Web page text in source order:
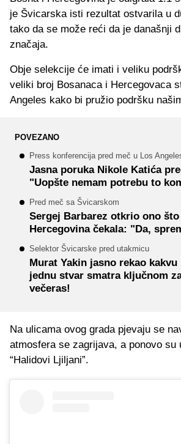
je Švicarska isti rezultat ostvarila u
tako da se može reći da je današnji
značaja.
Obje selekcije će imati i veliku
veliki broj Bosanaca i Hercegovaca
Angeles kako bi pružio podršku
POVEZANO
Press konferencija pred meč u Los
Jasna poruka Nikole Katića
"Uopšte nemam potrebu to
Pred meč sa Švicarskom
Sergej Barbarez otkrio ono
Hercegovina čekala: "Da,
Selektor Švicarske pred utakmicu
Murat Yakin jasno rekao
jednu stvar smatra ključnom
večeras!
Na ulicama ovog grada pjevaju se
atmosfera se zagrijava, a ponovo su
“Halidovi Ljiljani”.